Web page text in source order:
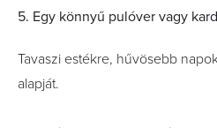
5. Egy könnyű pulóver vagy
Tavaszi estékre, hűvösebb
alapját.